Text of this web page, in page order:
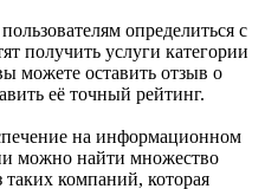
определиться с
получить услуги категории
можете оставить отзыв о
её точный рейтинг.
на информационном
можно найти множество
компаний, которая